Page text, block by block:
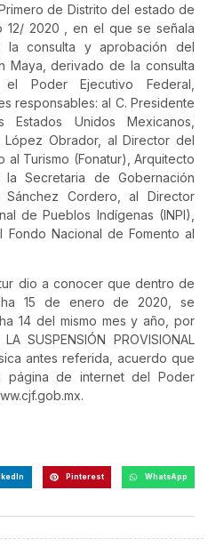
de Distrito del estado de
12/ 2020 , en el que se señala
la consulta y aprobación del
Maya, derivado de la consulta
Poder Ejecutivo Federal,
responsables: al C. Presidente
Unidos Mexicanos,
López Obrador, al Director del
al Turismo (Fonatur), Arquitecto
Secretaria de Gobernación
Sánchez Cordero, al Director
de Pueblos Indígenas (INPI),
Nacional de Fomento al
dio a conocer que dentro de
15 de enero de 2020, se
14 del mismo mes y año, por
SUSPENSIÓN PROVISIONAL
antes referida, acuerdo que
página de internet del Poder
Pinterest WhatsApp